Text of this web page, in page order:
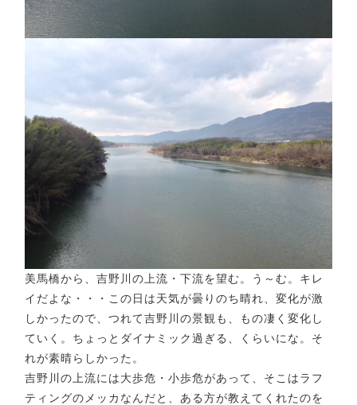
美馬橋から、吉野川の上流・下流を望む。う～む。キレ
イだよな・・・この日は天気が曇りのち晴れ、変化が激
しかったので、つれて吉野川の景観も、もの凄く変化し
ていく。ちょっとダイナミック過ぎる、くらいにな。そ
れが素晴らしかった。
吉野川の上流には大歩危・小歩危があって、そこはラフ
ティングのメッカなんだと、ある方が教えてくれたのを